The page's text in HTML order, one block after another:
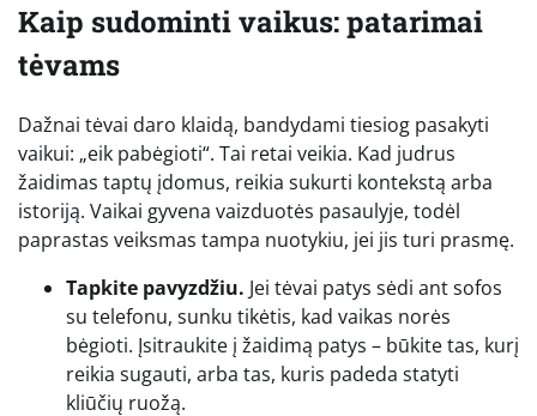
Kaip sudominti vaikus: patarimai
tėvams
Dažnai tėvai daro klaidą, bandydami tiesiog pasakyti
vaikui: „eik pabėgioti“. Tai retai veikia. Kad judrus
žaidimas taptų įdomus, reikia sukurti kontekstą arba
istoriją. Vaikai gyvena vaizduotės pasaulyje, todėl
paprastas veiksmas tampa nuotykiu, jei jis turi prasmę.
Tapkite pavyzdžiu. Jei tėvai patys sėdi ant sofos
su telefonu, sunku tikėtis, kad vaikas norės
bėgioti. Įsitraukite į žaidimą patys – būkite tas, kurį
reikia sugauti, arba tas, kuris padeda statyti
kliūčių ruožą.